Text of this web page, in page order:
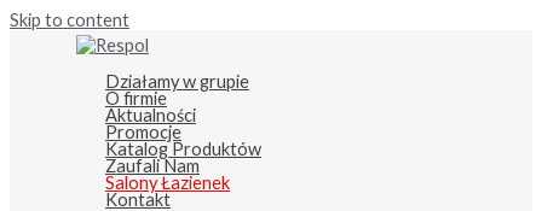
Skip to content
Działamy w grupie
O firmie
Aktualności
Promocje
Katalog Produktów
Zaufali Nam
Salony Łazienek
Kontakt